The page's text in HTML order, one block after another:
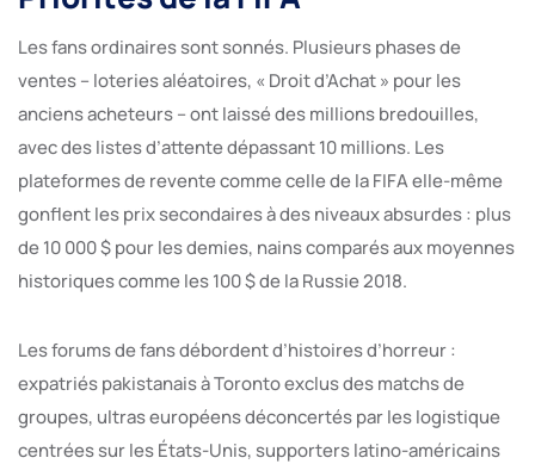
Les fans ordinaires sont sonnés. Plusieurs phases de
ventes – loteries aléatoires, « Droit d’Achat » pour les
anciens acheteurs – ont laissé des millions bredouilles,
avec des listes d’attente dépassant 10 millions. Les
plateformes de revente comme celle de la FIFA elle-même
gonflent les prix secondaires à des niveaux absurdes : plus
de 10 000 $ pour les demies, nains comparés aux moyennes
historiques comme les 100 $ de la Russie 2018.
Les forums de fans débordent d’histoires d’horreur :
expatriés pakistanais à Toronto exclus des matchs de
groupes, ultras européens déconcertés par les logistique
centrées sur les États-Unis, supporters latino-américains